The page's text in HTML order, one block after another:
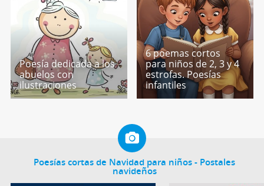
Poesía dedicada a los
abuelos con
ilustraciones
6 poemas cortos
para niños de 2, 3 y 4
estrofas. Poesías
infantiles
Poesías cortas de Navidad para niños - Postales
navideños